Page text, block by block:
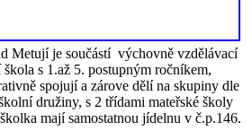
Metují je součástí výchovně vzdělávací
s 1.až 5. postupným ročníkem,
spojují a zárove dělí na skupiny dle
družiny, s 2 třídami mateřské školy
mají samostatnou jídelnu v č.p.146.